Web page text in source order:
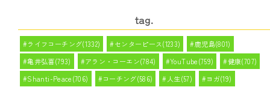
tag.
ライフコーチング(1332) センターピース(1233)
鹿児島(801)
亀井弘喜(793)
アラン・コーエン(784) YouTube(759)
健康(707)
Shanti-Peace(706)
コーチング(586) 人生(57)
ヨガ(19)